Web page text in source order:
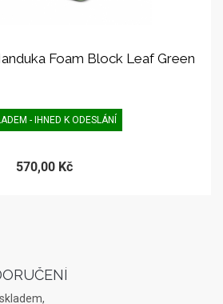
Foam Block Leaf Green
- IHNED K ODESLÁNÍ
570,00 Kč